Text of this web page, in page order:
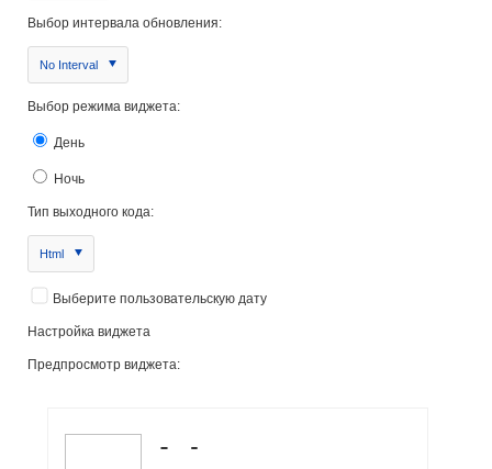
Выбор интервала обновления:
No Interval
Выбор режима виджета:
День
Ночь
Тип выходного кода:
Html
Выберите пользовательскую дату
Настройка виджета
Предпросмотр виджета: